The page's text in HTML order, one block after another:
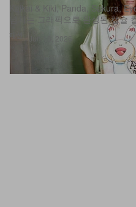
패션
Kaikai & Kiki, Panda, Sakura,
넘치는 그래픽으로 완성된 캡슐
Jun 16, 2026